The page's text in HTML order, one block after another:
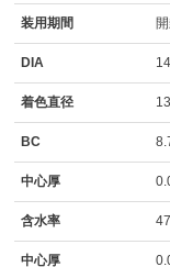
装用期間
DIA
着色直径
BC
中心厚
含水率
中心厚